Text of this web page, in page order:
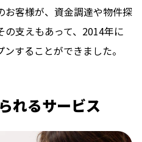
お客様が、資金調達や物件探
の支えもあって、2014年に
することができました。
れるサービス